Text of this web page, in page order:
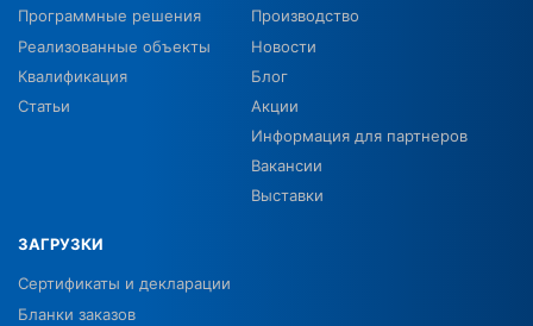
Программные решения
Реализованные объекты
Квалификация
Статьи
Производство
Новости
Блог
Акции
Информация для партнеров
Вакансии
Выставки
ЗАГРУЗКИ
Сертификаты и декларации
Бланки заказов